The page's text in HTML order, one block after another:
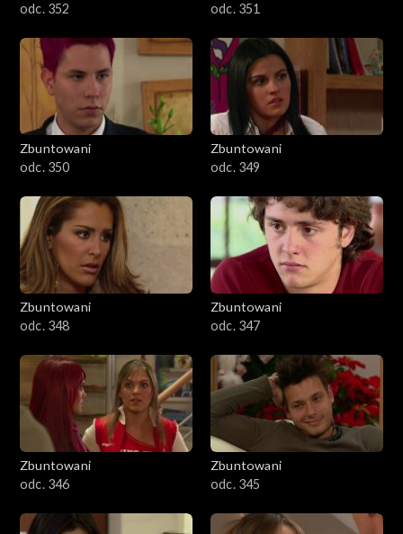
odc. 352
odc. 351
Zbuntowani
odc. 350
Zbuntowani
odc. 349
Zbuntowani
odc. 348
Zbuntowani
odc. 347
Zbuntowani
odc. 346
Zbuntowani
odc. 345